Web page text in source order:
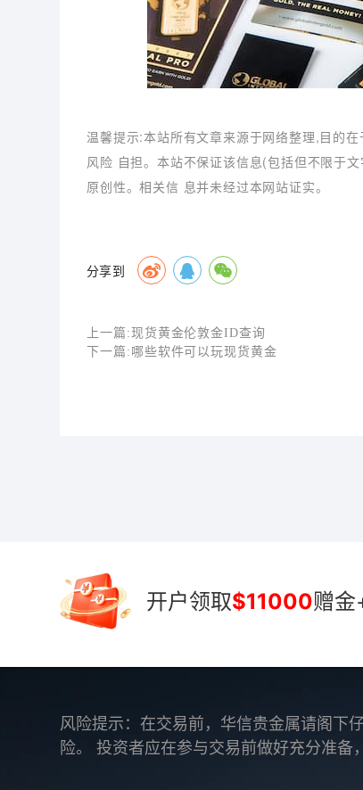
温馨提示:本站所有文章来源于网络整理,目的
风险 自担。本站不保证该信息(包括但不限于
原创性。相关信 息并未经过本网站证实。
分享到
上一篇:现货黄金伦敦金ID查询
下一篇: 哪些软件可以玩现货黄金
开户领取$11000赠金
风险提示：在交易前，华信贵金属请阁下
险。 投资者应在参与交易前做好充分准备